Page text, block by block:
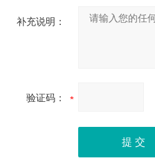
补充说明：
验证码：